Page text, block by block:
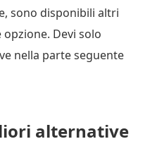
sono disponibili altri
Devi solo
nella parte seguente
alternative